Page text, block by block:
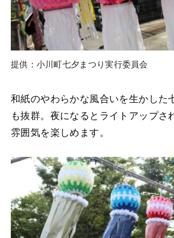
提供：小川町七夕まつり実行委員会
和紙のやわらかな風合いを生かした
も抜群。夜になるとライトアップさ
雰囲気を楽しめます。